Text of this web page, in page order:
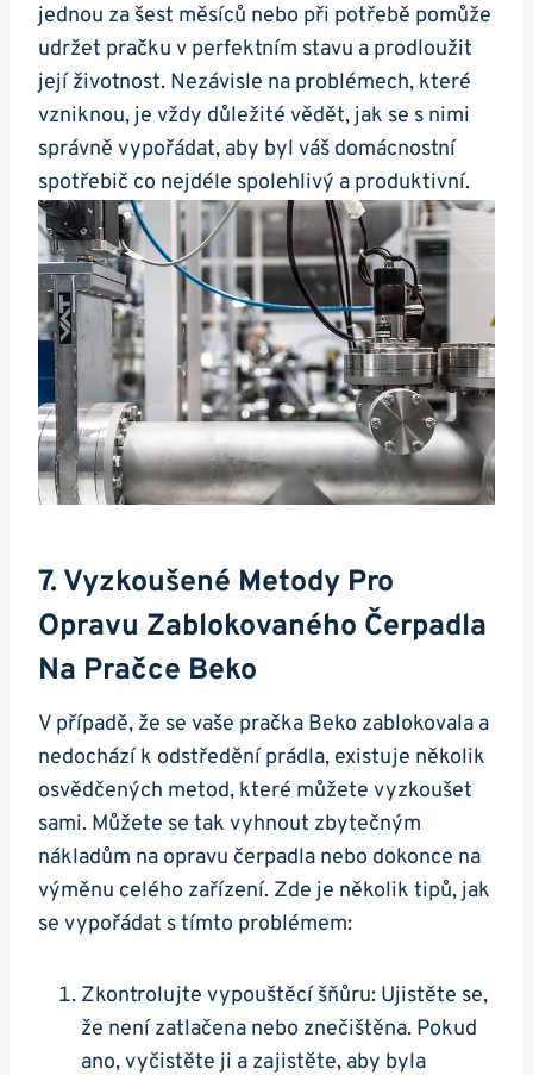
jednou za šest ⁢měsíců⁣ nebo ⁣při potřebě pomůže
udržet pračku v ⁤perfektním stavu a prodloužit
její životnost. Nezávisle na problémech, které⁢
vzniknou, je vždy⁢ důležité⁢ vědět, jak se s nimi
‍správně vypořádat, aby byl váš domácnostní
spotřebič co nejdéle spolehlivý ⁢a produktivní.
7. Vyzkoušené Metody Pro
Opravu Zablokovaného Čerpadla
Na Pračce Beko
V případě, že se vaše pračka Beko zablokovala ⁣a
nedochází k odstředění prádla,‍ existuje několik
osvědčených metod, které můžete vyzkoušet
sami. Můžete se tak vyhnout zbytečným
nákladům na ​opravu čerpadla nebo dokonce na
výměnu celého zařízení. ⁤Zde je několik tipů, jak
se vypořádat s tímto‌ problémem:
Zkontrolujte vypouštěcí šňůru: Ujistěte se,
že⁣ není zatlačena nebo znečištěna. Pokud⁣
ano, vyčistěte ji a zajistěte, ⁣aby byla